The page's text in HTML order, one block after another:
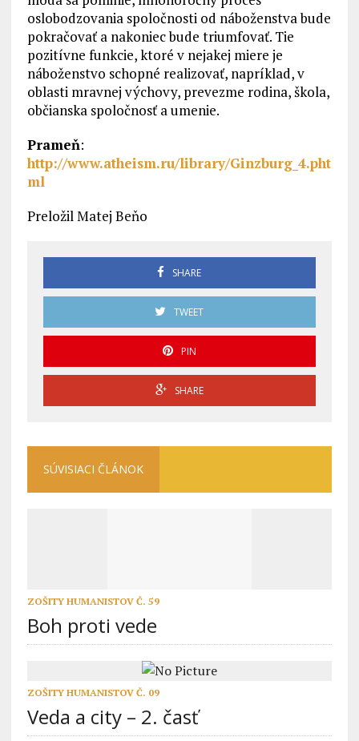
oslobodzovania spoločnosti od náboženstva bude
pokračovať a nakoniec bude triumfovať. Tie
pozitívne funkcie, ktoré v nejakej miere je
náboženstvo schopné realizovať, napríklad, v
oblasti mravnej výchovy, prevezme rodina, škola,
občianska spoločnosť a umenie.
Prameň:
http://www.atheism.ru/library/Ginzburg_4.pht
ml
Preložil Matej Beňo
SHARE
TWEET
PIN
SHARE
SÚVISIACI ČLÁNOK
ZOŠITY HUMANISTOV Č. 59
Boh proti vede
ZOŠITY HUMANISTOV Č. 09
Veda a city – 2. časť